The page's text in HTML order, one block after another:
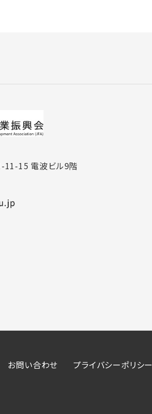
11-15 電波ビル9階
お問い合わせ プライバシーポリシー